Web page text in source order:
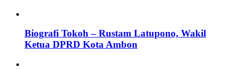
Biografi Tokoh – Rustam Latupono, Wakil
Ketua DPRD Kota Ambon